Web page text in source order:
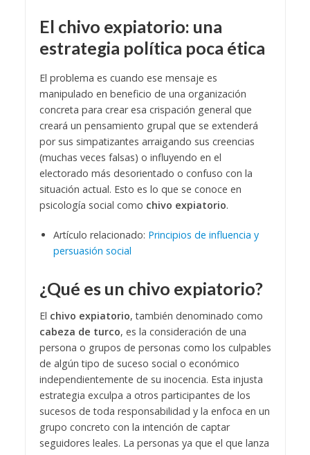
El chivo expiatorio: una
estrategia política poca ética
El problema es cuando ese mensaje es
manipulado en beneficio de una organización
concreta para crear esa crispación general que
creará un pensamiento grupal que se extenderá
por sus simpatizantes arraigando sus creencias
(muchas veces falsas) o influyendo en el
electorado más desorientado o confuso con la
situación actual. Esto es lo que se conoce en
psicología social como chivo expiatorio.
Artículo relacionado: Principios de influencia y
persuasión social
¿Qué es un chivo expiatorio?
El chivo expiatorio, también denominado como
cabeza de turco, es la consideración de una
persona o grupos de personas como los culpables
de algún tipo de suceso social o económico
independientemente de su inocencia. Esta injusta
estrategia exculpa a otros participantes de los
sucesos de toda responsabilidad y la enfoca en un
grupo concreto con la intención de captar
seguidores leales. La personas ya que el que lanza